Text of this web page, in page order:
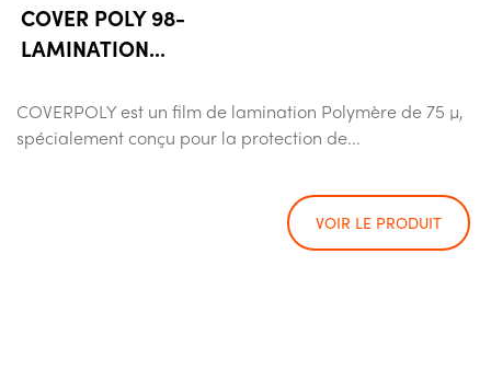
COVER POLY 98-
LAMINATION...
COVERPOLY est un film de lamination Polymère de 75 µ,
spécialement conçu pour la protection de...
VOIR LE PRODUIT